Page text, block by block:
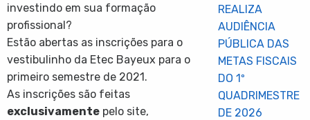
investindo em sua formação
profissional?
Estão abertas as inscrições para o
vestibulinho da Etec Bayeux para o
primeiro semestre de 2021.
As inscrições são feitas
exclusivamente pelo site,
REALIZA
AUDIÊNCIA
PÚBLICA DAS
METAS FISCAIS
DO 1º
QUADRIMESTRE
DE 2026